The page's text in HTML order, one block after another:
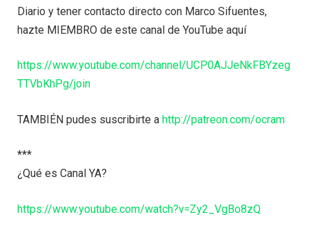
Diario y tener contacto directo con Marco Sifuentes,
hazte MIEMBRO de este canal de YouTube aquí
https://www.youtube.com/channel/UCP0AJJeNkFBYzeg
TTVbKhPg/join
TAMBIÉN pudes suscribirte a http://patreon.com/ocram
***
¿Qué es Canal YA?
https://www.youtube.com/watch?v=Zy2_VgBo8zQ